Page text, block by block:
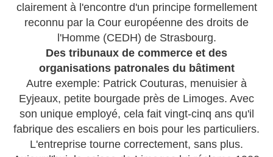
clairement à l'encontre d'un principe formellement
reconnu par la Cour européenne des droits de
l'Homme (CEDH) de Strasbourg.
Des tribunaux de commerce et des
organisations patronales du bâtiment
Autre exemple: Patrick Couturas, menuisier à
Eyjeaux, petite bourgade près de Limoges. Avec
son unique employé, cela fait vingt-cinq ans qu'il
fabrique des escaliers en bois pour les particuliers.
L'entreprise tourne correctement, sans plus.